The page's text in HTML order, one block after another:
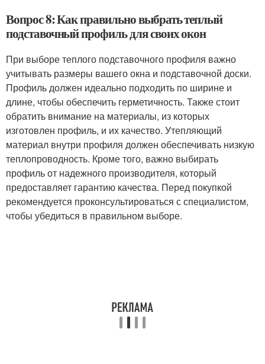
Вопрос 8: Как правильно выбрать теплый
подставочный профиль для своих окон
При выборе теплого подставочного профиля важно
учитывать размеры вашего окна и подставочной доски.
Профиль должен идеально подходить по ширине и
длине, чтобы обеспечить герметичность. Также стоит
обратить внимание на материалы, из которых
изготовлен профиль, и их качество. Утепляющий
материал внутри профиля должен обеспечивать низкую
теплопроводность. Кроме того, важно выбирать
профиль от надежного производителя, который
предоставляет гарантию качества. Перед покупкой
рекомендуется проконсультироваться с специалистом,
чтобы убедиться в правильном выборе.